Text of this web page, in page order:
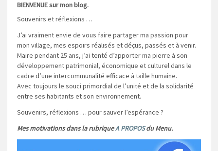
BIENVENUE sur mon blog.
Souvenirs et réflexions …
J’ai vraiment envie de vous faire partager ma passion pour
mon village, mes espoirs réalisés et déçus, passés et à venir.
Maire pendant 25 ans, j’ai tenté d’apporter ma pierre à son
développement patrimonial, économique et culturel dans le
cadre d’une intercommunalité efficace à taille humaine.
Avec toujours le souci primordial de l’unité et de la solidarité
entre ses habitants et son environnement.
Souvenirs, réflexions … pour sauver l’espérance ?
Mes motivations dans la rubriqueA PROPOSdu Menu.